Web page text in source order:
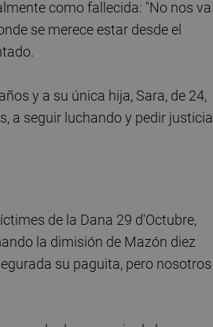
como fallecida: "No nos va
se merece estar desde el
y a su única hija, Sara, de 24,
a seguir luchando y pedir justicia
de la Dana 29 d'Octubre,
la dimisión de Mazón diez
su paguita, pero nosotros